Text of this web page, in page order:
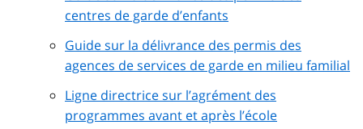
centres de garde d’enfants
Guide sur la délivrance des permis des
agences de services de garde en milieu familial
Ligne directrice sur l’agrément des
programmes avant et après l’école